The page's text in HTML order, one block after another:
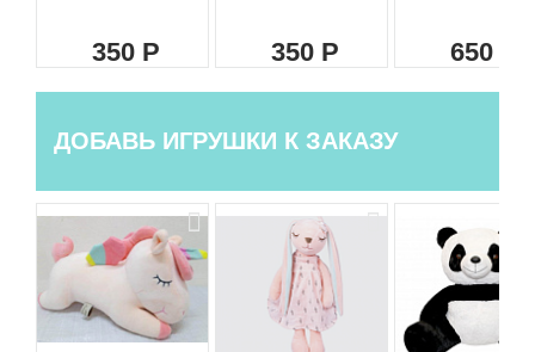
350 350 650
ДОБАВЬ ИГРУШКИ К ЗАКАЗУ